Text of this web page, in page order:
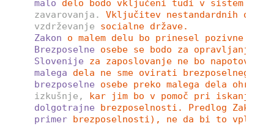
malo
delo bodo vključeni tudi v sistem
zavarovanja.
Vključitev nestandardnih oblik
vzdrževanje
socialne države.
Zakon
o malem delu bo prinesel pozivne
Brezposelne
osebe se bodo za opravljanje
Slovenije
za zaposlovanje ne bo napotoval
malega
dela ne sme ovirati brezposelnega
brezposelne
osebe preko malega dela
izkušnje,
kar jim bo v pomoč pri iskanju
dolgotrajne
brezposelnosti. Predlog
primer brezposelnosti), ne da bi to